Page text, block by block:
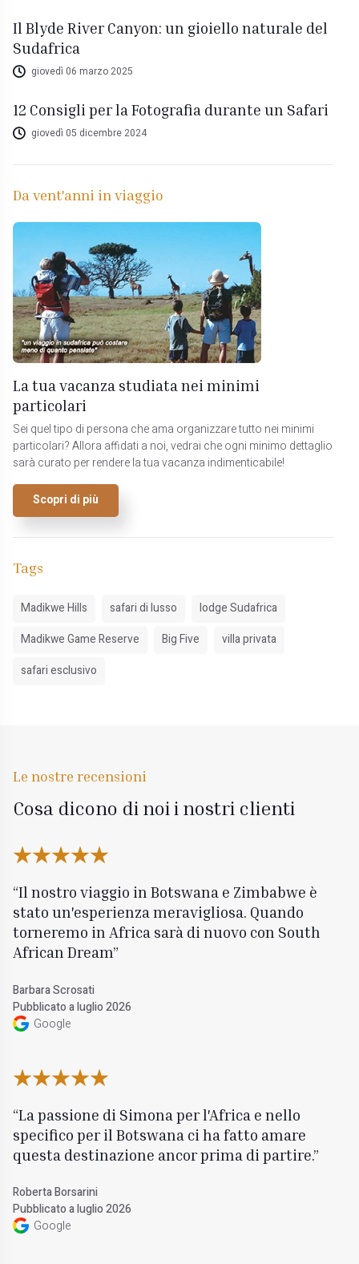
Il Blyde River Canyon: un gioiello naturale del
Sudafrica
giovedì 06 marzo 2025
12 Consigli per la Fotografia durante un Safari
giovedì 05 dicembre 2024
Da vent'anni in viaggio
La tua vacanza studiata nei minimi
particolari
Sei quel tipo di persona che ama organizzare tutto nei minimi
particolari? Allora affidati a noi, vedrai che ogni minimo dettaglio
sarà curato per rendere la tua vacanza indimenticabile!
Scopri di più
Tags
Madikwe Hills safari di lusso
lodge Sudafrica
Madikwe Game Reserve
Big Five
villa privata
safari esclusivo
Le nostre recensioni
Cosa dicono di noi i nostri clienti
Il nostro viaggio in Botswana e Zimbabwe è
stato un'esperienza meravigliosa. Quando
torneremo in Africa sarà di nuovo con South
African Dream
Barbara Scrosati
Pubblicato a luglio 2026
Google
La passione di Simona per l'Africa e nello
specifico per il Botswana ci ha fatto amare
questa destinazione ancor prima di partire.
Roberta Borsarini
Pubblicato a luglio 2026
Google